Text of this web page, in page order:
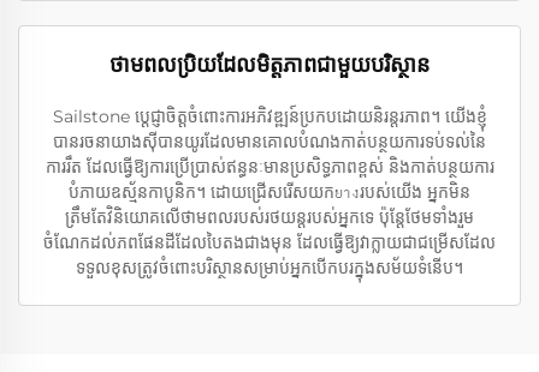
ថាមពលប្រិយដែលមិត្តភាពជាមួយបរិស្ថាន
Sailstone ប្តេជ្ញាចិត្តចំពោះការអភិវឌ្ឍន៍ប្រកបដោយនិរន្តរភាព។ យើងខ្ញុំ
បានរចនាយាងស៊ីបានយូរដែលមានគោលបំណងកាត់បន្ថយការទប់ទល់នៃ
ការរឹត ដែលធ្វើឱ្យការប្រើប្រាស់ឥន្ធនៈមានប្រសិទ្ធភាពខ្ពស់ និងកាត់បន្ថយការ
បំភាយឧស្ម័នកាបូនិក។ ដោយជ្រើសរើសយកยางរបស់យើង អ្នកមិន
ត្រឹមតែវិនិយោគលើថាមពលរបស់រថយន្តរបស់អ្នកទេ ប៉ុន្តែថែមទាំងរួម
ចំណែកដល់ភពផែនដីដែលបៃតងជាងមុន ដែលធ្វើឱ្យវាក្លាយជាជម្រើសដែល
ទទួលខុសត្រូវចំពោះបរិស្ថានសម្រាប់អ្នកបើកបរក្នុងសម័យទំនើប។